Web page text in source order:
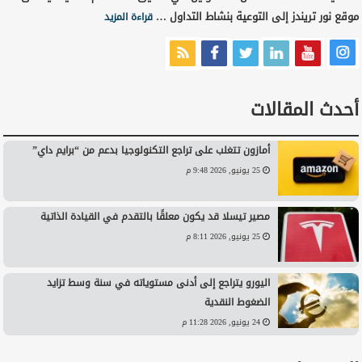
موقع نور تريندز إلى التوعية بنشاط التداول …قراءة المزيد
أحدث المقالات
أمازون تتغلب على تراجع التكنولوجيا بدعم من “برايم داي”
25 يونيو, 2026 9:48 م
مصير تيسلا قد يكون معلقًا بالتقدم في القيادة الذاتية
25 يونيو, 2026 8:11 م
اليورو يتراجع إلى أدنى مستوياته في سنة وسط تزايد
الضغوط النقدية
24 يونيو, 2026 11:28 م